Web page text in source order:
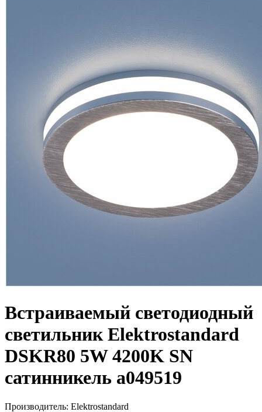
Встраиваемый светодиодный
светильник Elektrostandard
DSKR80 5W 4200K SN
сатинникель a049519
Производитель: Elektrostandard